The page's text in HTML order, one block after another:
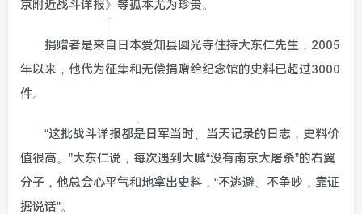
京附近战斗详报》等孤本尤为珍贵。
捐赠者是来自日本爱知县圆光寺住持大东仁先生，2005
年以来，他代为征集和无偿捐赠给纪念馆的史料已超过3000
件。
“这批战斗详报都是日军当时、当天记录的日志，史料价
值很高。”大东仁说，每次遇到大喊“没有南京大屠杀”的右翼
分子，他总会心平气和地拿出史料，“不逃避、不争吵，靠证
据说话”。